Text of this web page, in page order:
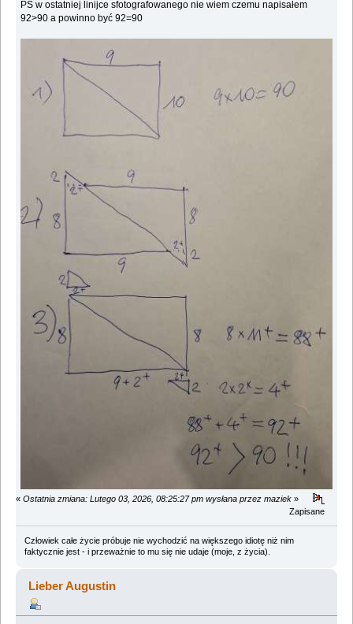
PS w ostatniej linijce sfotografowanego nie wiem czemu napisałem
92>90 a powinno być 92=90
« Ostatnia zmiana: Lutego 03, 2026, 08:25:27 pm wysłana przez maziek »
Zapisane
Człowiek całe życie próbuje nie wychodzić na większego idiotę niż nim
faktycznie jest - i przeważnie to mu się nie udaje (moje, z życia).
Lieber Augustin